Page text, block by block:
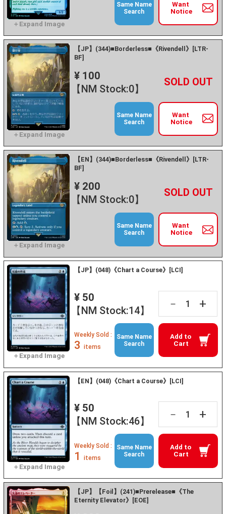
Want
Notice
Same Name
Search
【JP】(344)■Borderless■《Rivendell》[LTR-
BF]
¥ 100
【NM Stock:0】
－ +
Want
Notice
Same Name
Search
【EN】(344)■Borderless■《Rivendell》[LTR-
BF]
¥ 200
【NM Stock:0】
－ +
Want
Notice
Same Name
Search
【JP】(048)《Chart a Course》[LCI]
¥ 50
【NM Stock:14】
－ +
Add to
Cart
Weekly Sold :
3 items
Same Name
Search
【EN】(048)《Chart a Course》[LCI]
¥ 50
【NM Stock:46】
－ +
Add to
Cart
Weekly Sold :
1 items
Same Name
Search
【JP】【Foil】(241)■Prerelease■《The
Eternity Elevator》[EOE]